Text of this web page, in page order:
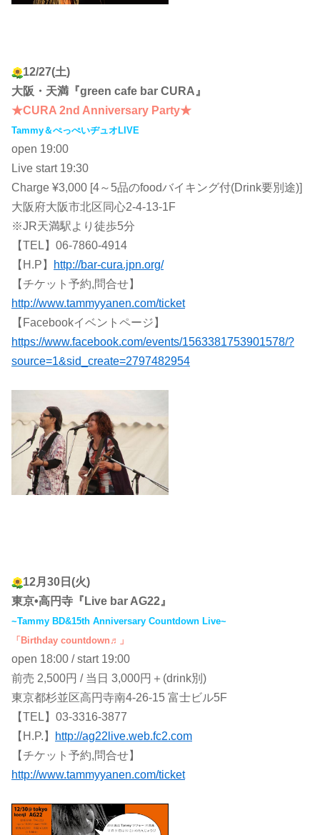
12/27(土)
大阪・天満『green cafe bar CURA』
★CURA 2nd Anniversary Party★
Tammy＆ぺっぺいヂュオLIVE
open 19:00
Live start 19:30
Charge ¥3,000 [4～5品のfoodバイキング付(Drink要別途)]
大阪府大阪市北区同心2-4-13-1F
※JR天満駅より徒歩5分
【TEL】06-7860-4914
【H.P】
http://bar-cura.jpn.org/
【チケット予約,問合せ】
http://www.tammyyanen.com/ticket
【Facebookイベントページ】
https://www.facebook.com/events/1563381753901578/?
source=1&sid_create=2797482954
12月30日(火)
東京•高円寺『Live bar AG22』
~Tammy BD&15th Anniversary Countdown Live~
「Birthday countdown♬」
open 18:00 / start 19:00
前売 2,500円 / 当日 3,000円＋(drink別)
東京都杉並区高円寺南4-26-15 富士ビル5F
【TEL】03-3316-3877
【H.P.】
http://ag22live.web.fc2.com
【チケット予約,問合せ】
http://www.tammyyanen.com/ticket